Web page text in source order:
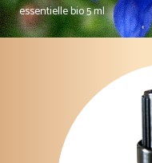
essentielle bio 5 ml